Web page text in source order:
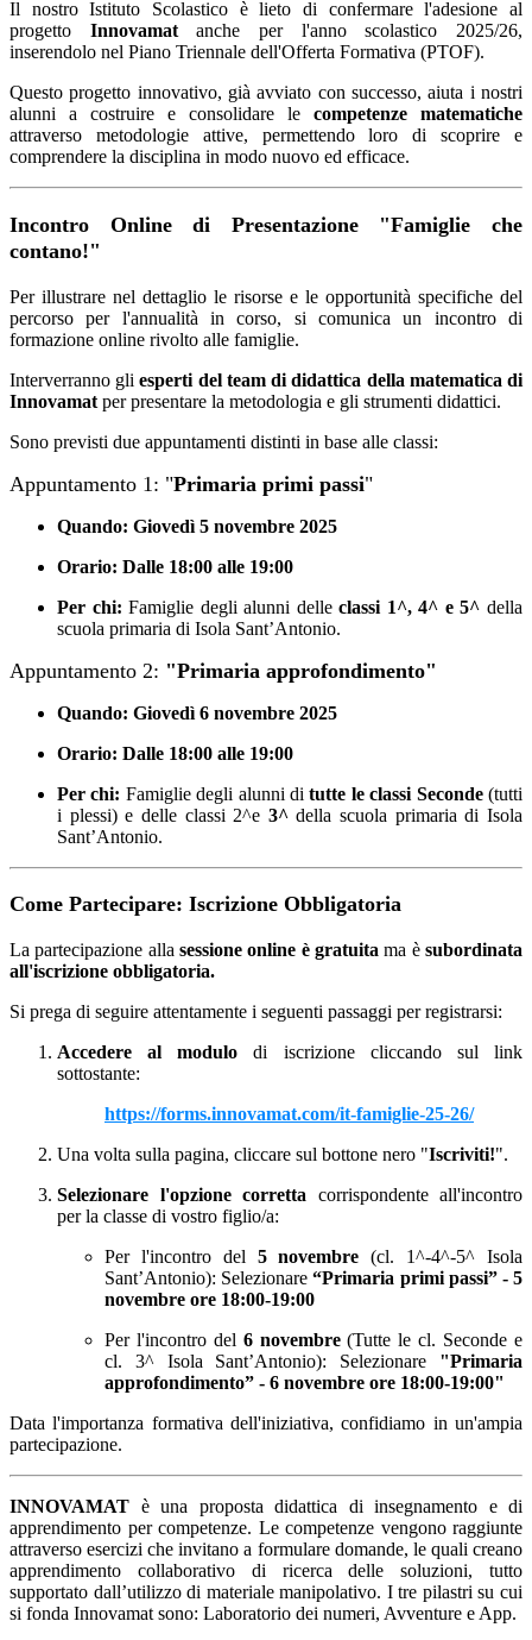
Il nostro Istituto Scolastico è lieto di confermare l'adesione al
progetto Innovamatanche per l'anno scolastico 2025/26,
inserendolo nel Piano Triennale dell'Offerta Formativa (PTOF).
Questo progetto innovativo, già avviato con successo, aiuta i nostri
alunni a costruire e consolidare le competenze matematiche
attraverso metodologie attive, permettendo loro di scoprire e
comprendere la disciplina in modo nuovo ed efficace.
Incontro Online di Presentazione "Famiglie che
contano!"
Per illustrare nel dettaglio le risorse e le opportunità specifiche del
percorso per l'annualità in corso, si comunica un incontro di
formazione online rivolto alle famiglie.
Interverranno gliesperti del team di didattica della matematica di
Innovamat per presentare la metodologia e gli strumenti didattici.
Sono previsti due appuntamenti distinti in base alle classi:
Appuntamento 1: "Primaria primi passi"
Quando: Giovedì 5 novembre 2025
Orario: Dalle 18:00 alle 19:00
Per chi: Famiglie degli alunni delleclassi 1^, 4^ e 5^ della
scuola primaria di Isola Sant’Antonio.
Appuntamento 2: "Primaria approfondimento"
Quando: Giovedì 6 novembre 2025
Orario: Dalle 18:00 alle 19:00
Per chi: Famiglie degli alunni ditutte le classi Seconde(tutti
i plessi) e delle classi 2^e 3^della scuola primaria di Isola
Sant’Antonio.
Come Partecipare: Iscrizione Obbligatoria
La partecipazione alla sessione online è gratuita ma è subordinata
all'iscrizione obbligatoria.
Si prega di seguire attentamente i seguenti passaggi per registrarsi:
Accedere al modulo di iscrizione cliccando sul link
sottostante:
https://forms.innovamat.com/it-famiglie-25-26/
Una volta sulla pagina, cliccare sul bottone nero "Iscriviti!".
Selezionare l'opzione corretta corrispondente all'incontro
per la classe di vostro figlio/a:
Per l'incontro del 5 novembre (cl. 1^-4^-5^ Isola
Sant’Antonio): Selezionare“Primaria primi passi” - 5
novembre ore 18:00-19:00
Per l'incontro del 6 novembre(Tutte le cl. Seconde e
cl. 3^ Isola Sant’Antonio): Selezionare "Primaria
approfondimento” - 6 novembre ore 18:00-19:00"
Data l'importanza formativa dell'iniziativa, confidiamo in un'ampia
partecipazione.
INNOVAMAT è una proposta didattica di insegnamento e di
apprendimento per competenze. Le competenze vengono raggiunte
attraverso esercizi che invitano a formulare domande, le quali creano
apprendimento collaborativo di ricerca delle soluzioni, tutto
supportato dall’utilizzo di materiale manipolativo. I tre pilastri su cui
si fonda Innovamat sono: Laboratorio dei numeri, Avventure e App.